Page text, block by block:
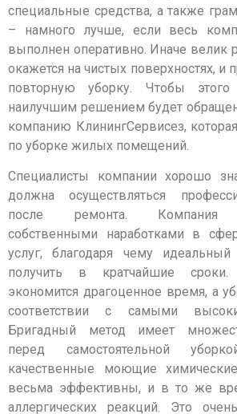
специальные средства, а также
– намного лучше, если весь
выполнен оперативно. Иначе велик
окажется на чистых поверхностях, и
повторную уборку. Чтобы этого
наилучшим решением будет
компанию КлинингСервисез,
по уборке жилых помещений.
Специалисты компании хорошо
должна осуществляться
после ремонта. Компания
собственными наработками в
услуг, благодаря чему
получить в кратчайшие
экономится драгоценное время, а
соответствии с самыми
Бригадный метод имеет
перед самостоятельной
качественные моющие
весьма эффективны, и в то же
аллергических реакций. Это